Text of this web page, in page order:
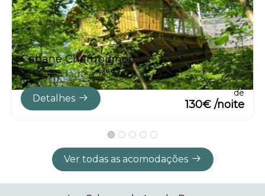
Cabane Champignon
Capacidade máxima:3
Detalhes
de
130€ /noite
Ver todas as acomodações